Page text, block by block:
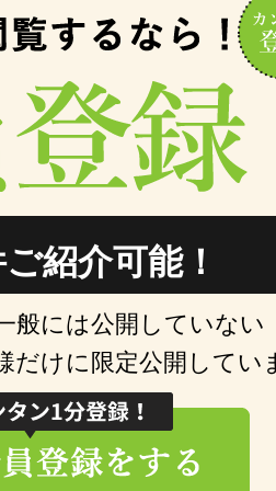
紹介可能！
般には公開していない
だけに限定公開してい